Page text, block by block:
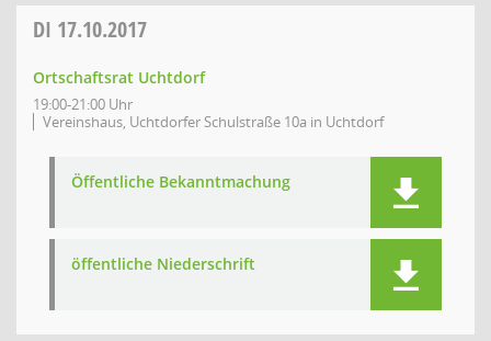
DI 17.10.2017
Ortschaftsrat Uchtdorf
19:00-21:00 Uhr
Vereinshaus, Uchtdorfer Schulstraße 10a in Uchtdorf
Öffentliche Bekanntmachung
öffentliche Niederschrift